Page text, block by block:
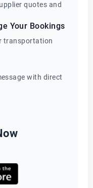
quotes and
Your Bookings
transportation
with direct